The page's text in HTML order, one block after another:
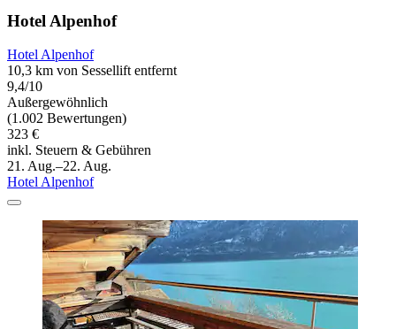
Hotel Alpenhof
Hotel Alpenhof
10,3 km von Sessellift entfernt
9,4/10
Außergewöhnlich
(1.002 Bewertungen)
323 €
inkl. Steuern & Gebühren
21. Aug.–22. Aug.
Hotel Alpenhof